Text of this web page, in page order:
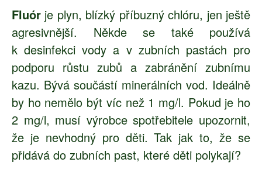
Fluór je plyn, blízký příbuzný chlóru, jen ještě
agresivnější. Někde se také používá
k desinfekci vody a v zubních pastách pro
podporu růstu zubů a zabránění zubnímu
kazu. Bývá součástí minerálních vod. Ideálně
by ho nemělo být víc než 1 mg/l. Pokud je ho
2 mg/l, musí výrobce spotřebitele upozornit,
že je nevhodný pro děti. Tak jak to, že se
přidává do zubních past, které děti polykají?